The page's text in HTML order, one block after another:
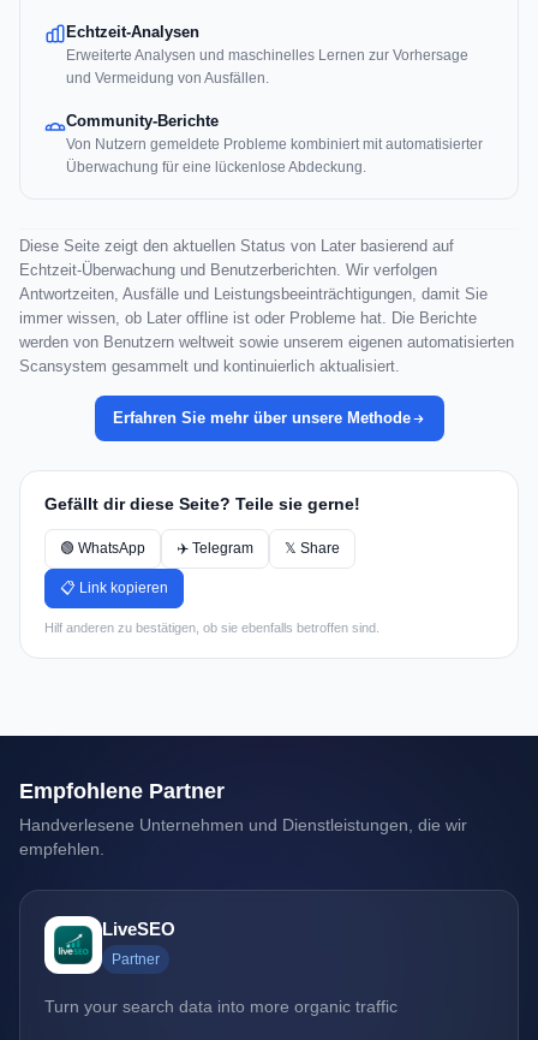
Echtzeit-Analysen
Erweiterte Analysen und maschinelles Lernen zur Vorhersage
und Vermeidung von Ausfällen.
Community-Berichte
Von Nutzern gemeldete Probleme kombiniert mit automatisierter
Überwachung für eine lückenlose Abdeckung.
Diese Seite zeigt den aktuellen Status von Later basierend auf
Echtzeit-Überwachung und Benutzerberichten. Wir verfolgen
Antwortzeiten, Ausfälle und Leistungsbeeinträchtigungen, damit Sie
immer wissen, ob Later offline ist oder Probleme hat. Die Berichte
werden von Benutzern weltweit sowie unserem eigenen automatisierten
Scansystem gesammelt und kontinuierlich aktualisiert.
Erfahren Sie mehr über unsere Methode
Gefällt dir diese Seite? Teile sie gerne!
🟢 WhatsApp ✈️ Telegram 𝕏 Share
📋 Link kopieren
Hilf anderen zu bestätigen, ob sie ebenfalls betroffen sind.
Empfohlene Partner
Handverlesene Unternehmen und Dienstleistungen, die wir
empfehlen.
LiveSEO
Partner
Turn your search data into more organic traffic